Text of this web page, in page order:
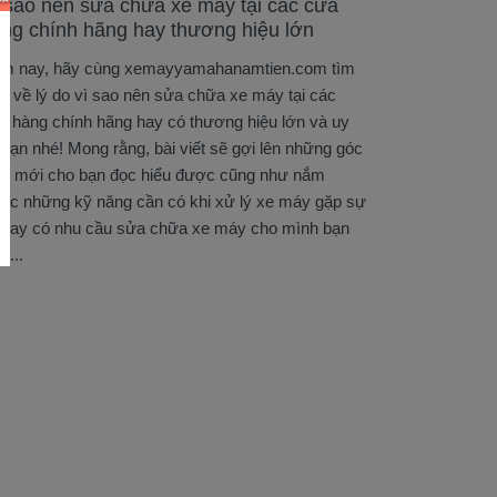
nên sửa chữa xe máy tại các cửa
chính hãng hay thương hiệu lớn
nay, hãy cùng xemayyamahanamtien.com tìm
về lý do vì sao nên sửa chữa xe máy tại các
hàng chính hãng hay có thương hiệu lớn và uy
nhé! Mong rằng, bài viết sẽ gợi lên những góc
mới cho bạn đọc hiểu được cũng như nắm
những kỹ năng cần có khi xử lý xe máy gặp sự
hay có nhu cầu sửa chữa xe máy cho mình bạn